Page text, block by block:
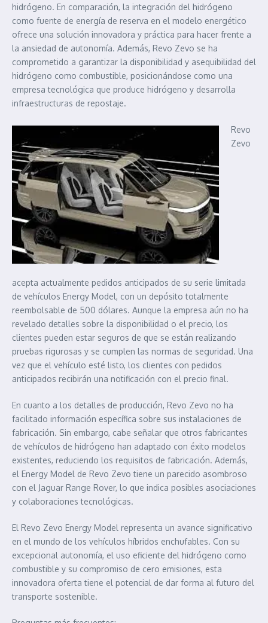
hidrógeno. En comparación, la integración del hidrógeno
como fuente de energía de reserva en el modelo energético
ofrece una solución innovadora y práctica para hacer frente a
la ansiedad de autonomía. Además, Revo Zevo se ha
comprometido a garantizar la disponibilidad y asequibilidad del
hidrógeno como combustible, posicionándose como una
empresa tecnológica que produce hidrógeno y desarrolla
infraestructuras de repostaje.
Revo
Zevo
acepta actualmente pedidos anticipados de su serie limitada
de vehículos Energy Model, con un depósito totalmente
reembolsable de 500 dólares. Aunque la empresa aún no ha
revelado detalles sobre la disponibilidad o el precio, los
clientes pueden estar seguros de que se están realizando
pruebas rigurosas y se cumplen las normas de seguridad. Una
vez que el vehículo esté listo, los clientes con pedidos
anticipados recibirán una notificación con el precio final.
En cuanto a los detalles de producción, Revo Zevo no ha
facilitado información específica sobre sus instalaciones de
fabricación. Sin embargo, cabe señalar que otros fabricantes
de vehículos de hidrógeno han adaptado con éxito modelos
existentes, reduciendo los requisitos de fabricación. Además,
el Energy Model de Revo Zevo tiene un parecido asombroso
con el Jaguar Range Rover, lo que indica posibles asociaciones
y colaboraciones tecnológicas.
El Revo Zevo Energy Model representa un avance significativo
en el mundo de los vehículos híbridos enchufables. Con su
excepcional autonomía, el uso eficiente del hidrógeno como
combustible y su compromiso de cero emisiones, esta
innovadora oferta tiene el potencial de dar forma al futuro del
transporte sostenible.